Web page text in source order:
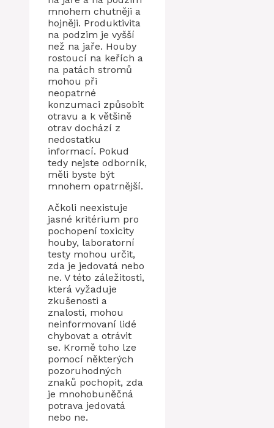
mnohem chutněji a
hojněji. Produktivita
na podzim je vyšší
než na jaře. Houby
rostoucí na keřích a
na patách stromů
mohou při
neopatrné
konzumaci způsobit
otravu a k většině
otrav dochází z
nedostatku
informací. Pokud
tedy nejste odborník,
měli byste být
mnohem opatrnější.
Ačkoli neexistuje
jasné kritérium pro
pochopení toxicity
houby, laboratorní
testy mohou určit,
zda je jedovatá nebo
ne. V této záležitosti,
která vyžaduje
zkušenosti a
znalosti, mohou
neinformovaní lidé
chybovat a otrávit
se. Kromě toho lze
pomocí některých
pozoruhodných
znaků pochopit, zda
je mnohobuněčná
potrava jedovatá
nebo ne.